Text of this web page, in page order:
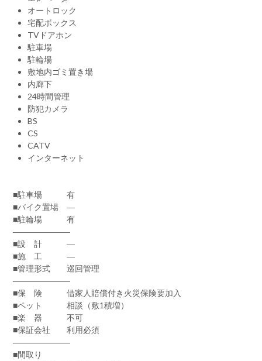
オートロック
宅配ボックス
TVドアホン
駐車場
駐輪場
敷地内ゴミ置き場
内廊下
24時間管理
防犯カメラ
BS
CS
CATV
インターネット
■駐車場 有
■バイク置場 ―
■駐輪場 有
―――――――
■設 計 ―
■施 工 ―
■管理形式 巡回管理
―――――――
■保 険 借家人賠償付き火災保険要加入
■ペット 相談（敷1積増）
■楽 器 不可
■保証会社 利用必須
―――――――
■間取り